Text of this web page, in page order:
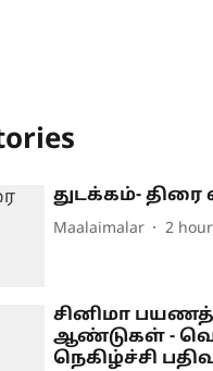
துடக்கம்-
Maalaimalar 2
சினிமா
ஆண்டுகள் -
நெகிழ்ச்சி